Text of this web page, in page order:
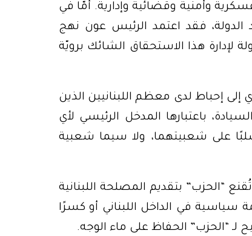
وأمنية وقضائية وإدارية. أمّا في
الدولة، فقد اعتمد الرئيس عون نهج
لإدارة هذا الاستحقاق الشائك برويّة
إحباط لدى معظم اللبنانيين الذين
باعتبارها المدخل الرئيسي لأي
على شعبيتهما، ولا سيما شعبية
“الحزب” بتقديم المصلحة اللبنانية
سياسية في الداخل اللبناني أو كسرًا
“الحزب” الحفاظ على ماء الوجه.